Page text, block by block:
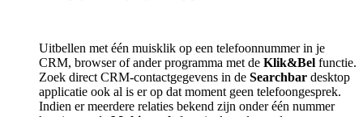
Uitbellen met één muisklik op een telefoonnummer in je
CRM, browser of ander programma met de Klik&Bel functie.
Zoek direct CRM-contactgegevens in de Searchbar desktop
applicatie ook al is er op dat moment geen telefoongesprek.
Indien er meerdere relaties bekend zijn onder één nummer